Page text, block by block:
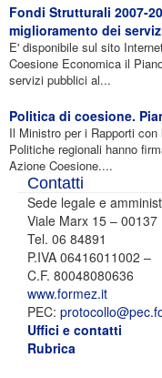
Fondi Strutturali 2007-
miglioramento dei
E' disponibile sul sito
Coesione Economica il
servizi pubblici al...
Politica di coesione.
Il Ministro per i Rapporti
Politiche regionali hanno
Azione Coesione....
Contatti
Sede legale e
Viale Marx 15 – 00137
Tel. 06 84891
P.IVA 06416011002 –
C.F. 80048080636
www.formez.it
PEC:
Uffici e contatti
Rubrica